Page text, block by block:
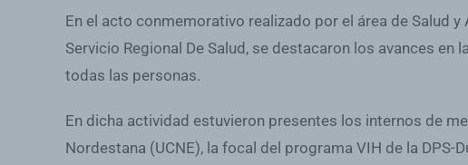
En el acto conmemorativo realizado por el área de Salud
Servicio Regional De Salud, se destacaron los avances
todas las personas.
En dicha actividad estuvieron presentes los internos de
Nordestana (UCNE), la focal del programa VIH de la DPS-